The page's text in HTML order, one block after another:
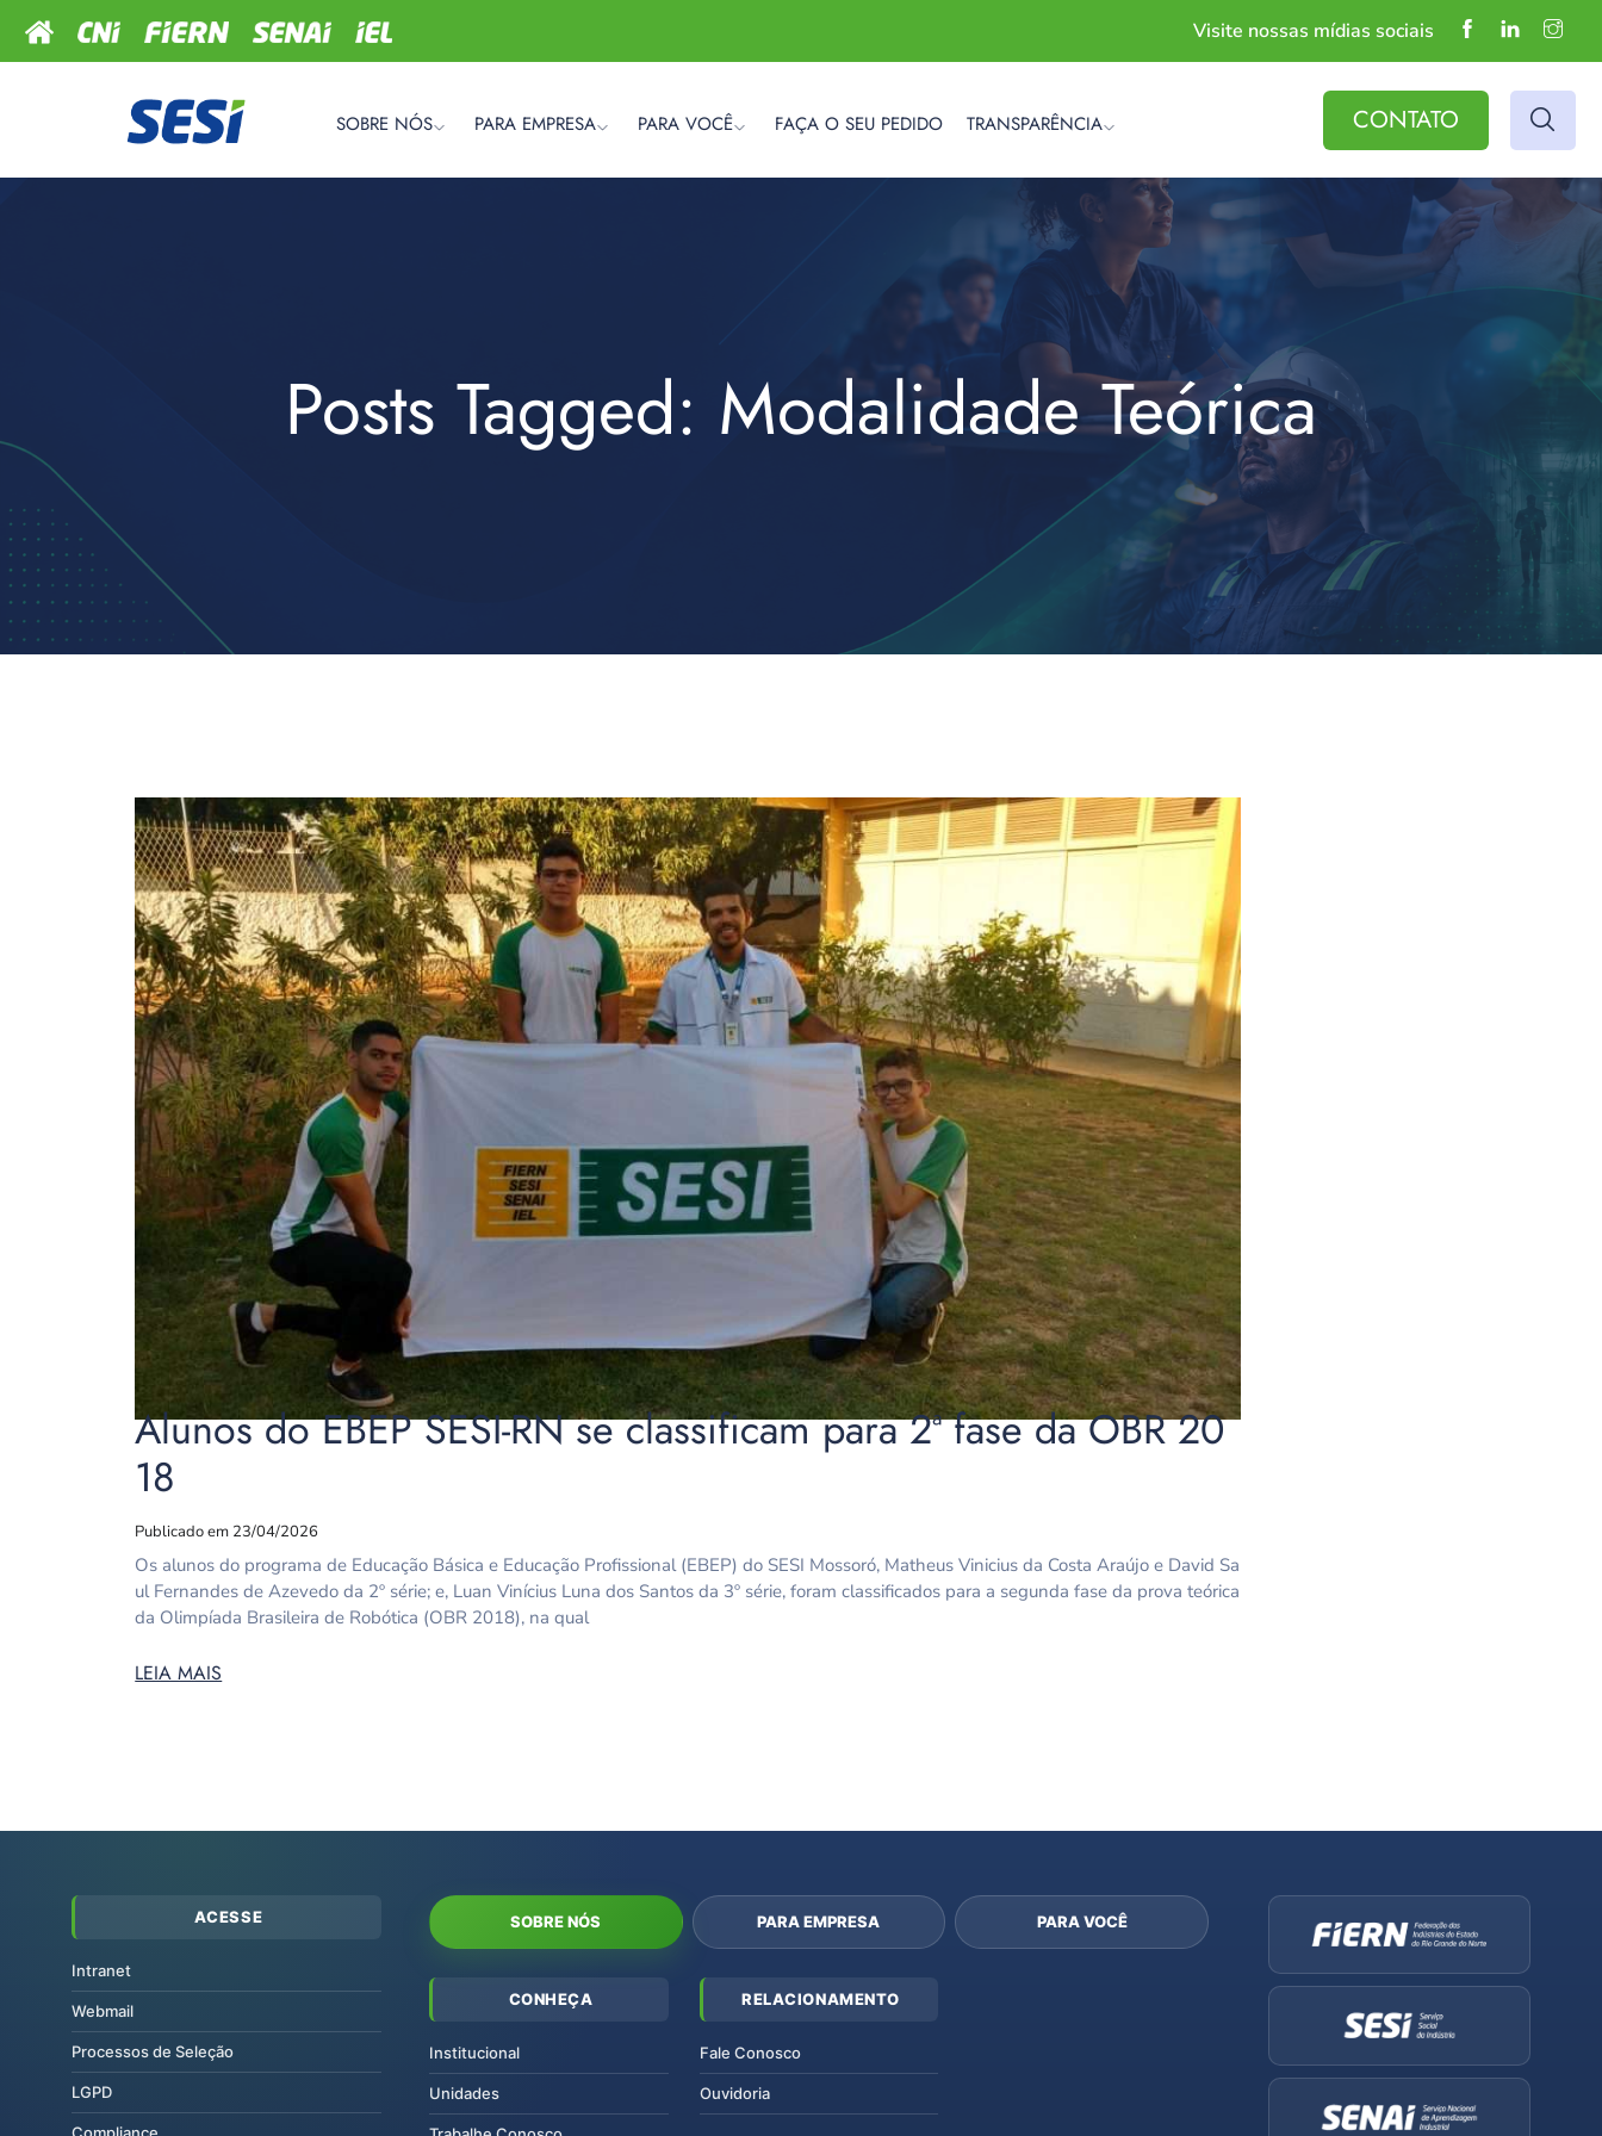
Visite nossas mídias sociais
SOBRE NÓS PARA EMPRESA PARA VOCÊ FAÇA O SEU PEDIDO TRANSPARÊNCIA CONTATO
Posts Tagged: Modalidade Teórica
Alunos do EBEP SESI-RN se classificam para 2ª fase da OBR 20
18
Publicado em 23/04/2026
Os alunos do programa de Educação Básica e Educação Profissional (EBEP) do SESI Mossoró, Matheus Vinicius da Costa Araújo e David Sa
ul Fernandes de Azevedo da 2º série; e, Luan Vinícius Luna dos Santos da 3º série, foram classificados para a segunda fase da prova teórica
da Olimpíada Brasileira de Robótica (OBR 2018), na qual
LEIA MAIS
ACESSE
Intranet
Webmail
Processos de Seleção
LGPD
Compliance
SOBRE NÓS PARA EMPRESA PARA VOCÊ
CONHEÇA
Institucional
Unidades
RELACIONAMENTO
Fale Conosco
Ouvidoria